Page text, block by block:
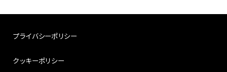
プライバシーポリシー
クッキーポリシー